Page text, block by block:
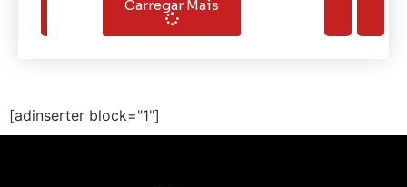
Carregar Mais
[adinserter block="1"]